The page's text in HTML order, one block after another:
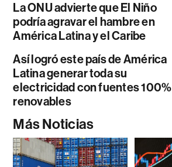
La ONU advierte que El Niño
podría agravar el hambre en
América Latina y el Caribe
Así logró este país de América
Latina generar toda su
electricidad con fuentes 100%
renovables
Más Noticias